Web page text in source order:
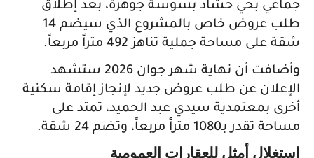
جماعي بحي حشاد بسوسة جوهرة، بعد إطلاق
طلب عروض خاص بالمشروع الذي سيضم 14
شقة على مساحة جملية تناهز 492 متراً مربعاً.
وأضافت أن نهاية شهر جوان 2026 ستشهد
الإعلان عن طلب عروض جديد لإنجاز إقامة سكنية
أخرى بمعتمدية سيدي عبد الحميد، تمتد على
مساحة تقدر بـ1080 متراً مربعاً، وتضم 24 شقة.
استغلال أمثل للعقارات العمومية